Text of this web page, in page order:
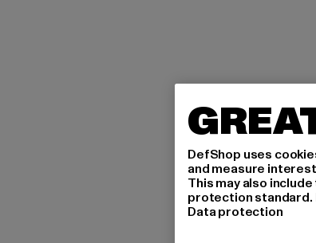
DefShop uses
and measure
This may also
protection standard.
Data protection